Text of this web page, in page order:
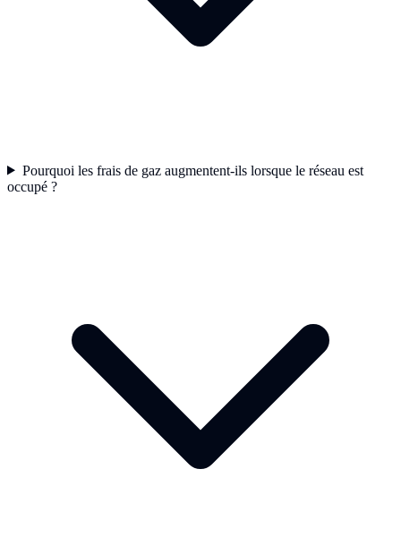
Pourquoi les frais de gaz augmentent-ils lorsque le réseau est
occupé ?